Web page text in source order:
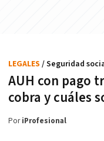
AUH con pago
cobra y cuáles
LEGALES / Seguridad
PoriProfesional